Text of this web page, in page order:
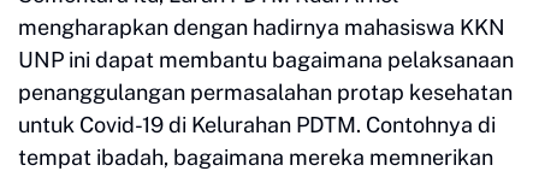
mengharapkan dengan hadirnya mahasiswa KKN
UNP ini dapat membantu bagaimana pelaksanaan
penanggulangan permasalahan protap kesehatan
untuk Covid-19 di Kelurahan PDTM. Contohnya di
tempat ibadah, bagaimana mereka memnerikan